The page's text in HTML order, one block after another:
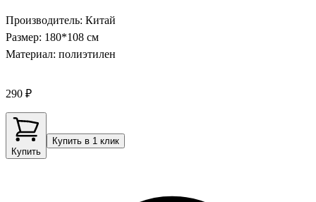
Производитель: Китай
Размер: 180*108 см
Материал: полиэтилен
290 ₽
Купить
Купить в 1 клик